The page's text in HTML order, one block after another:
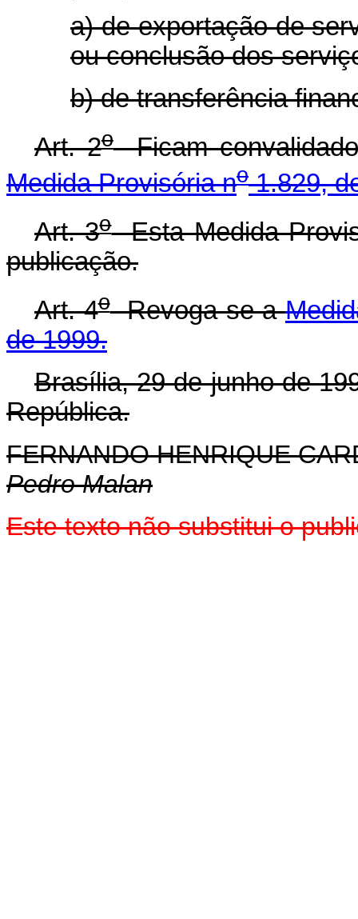
a) de exportação de
ou conclusão dos
b) de transferência
Art. 2oFicam
Medida Provisória no1.829,
Art. 3oEsta Medida
publicação.
Art. 4oRevoga-se a
de 1999.
Brasília, 29 de junho de
República.
FERNANDO HENRIQUE
Pedro Malan
Este texto não substitui o